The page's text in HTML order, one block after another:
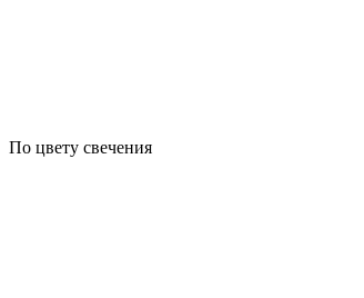
По цвету свечения